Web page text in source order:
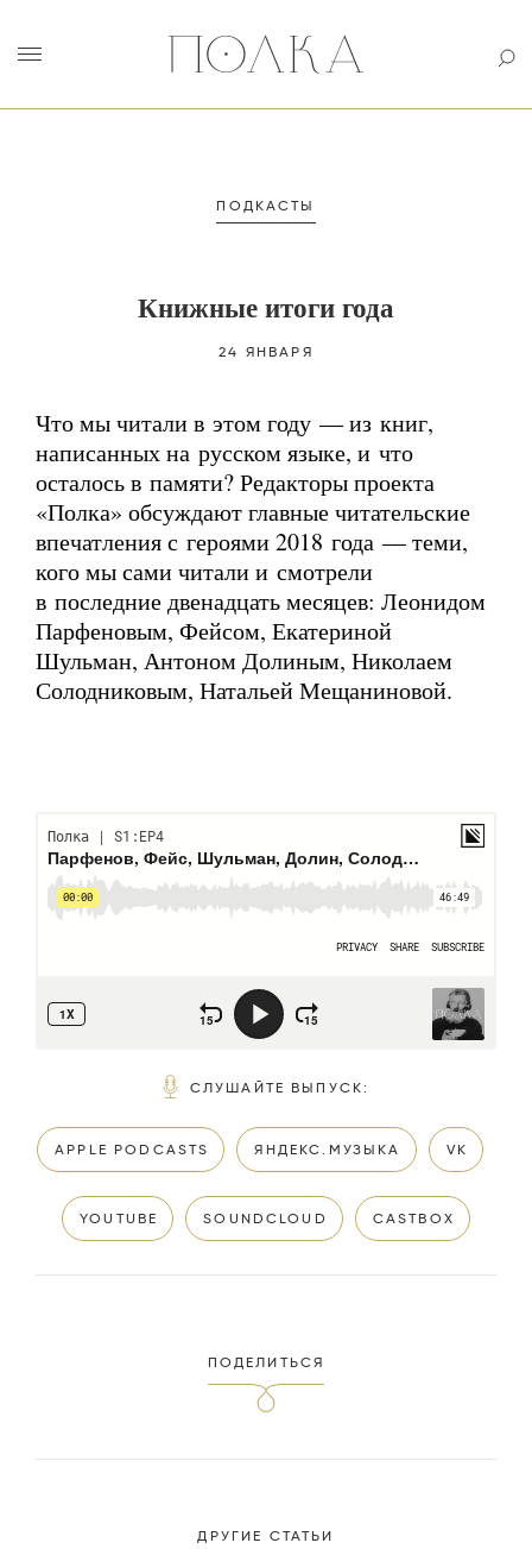
ПОДКАСТЫ
Книжные итоги года
24 ЯНВАРЯ
Что мы читали в этом году — из книг,
написанных на русском языке, и что
осталось в памяти? Редакторы проекта
«Полка» обсуждают главные читательские
впечатления с героями 2018 года — теми,
кого мы сами читали и смотрели
в последние двенадцать месяцев: Леонидом
Парфеновым, Фейсом, Екатериной
Шульман, Антоном Долиным, Николаем
Солодниковым, Натальей Мещаниновой.
СЛУШАЙТЕ ВЫПУСК:
APPLE PODCASTS ЯНДЕКС.МУЗЫКА VK
YOUTUBE SOUNDCLOUD CASTBOX
ПОДЕЛИТЬСЯ
ДРУГИЕ СТАТЬИ